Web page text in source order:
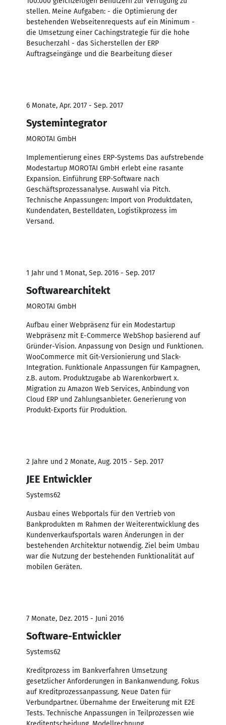
stellen. Meine Aufgaben: - die Optimierung der
bestehenden Webseitenrequests auf ein Minimum -
die Umsetzung einer Cachingstrategie für die hohe
Besucherzahl - das Sicherstellen der ERP
Auftragseingänge und die Bearbeitung dieser
6 Monate, Apr. 2017 - Sep. 2017
Systemintegrator
MOROTAI GmbH
Implementierung eines ERP-Systems Das aufstrebende
Modestartup MOROTAI GmbH erlebt eine rasante
Expansion. Einführung ERP-Software nach
Geschäftsprozessanalyse. Auswahl via Pitch.
Technische Anpassungen: Import von Produktdaten,
Kundendaten, Bestelldaten, Logistikprozess im
Versand.
1 Jahr und 1 Monat, Sep. 2016 - Sep. 2017
Softwarearchitekt
MOROTAI GmbH
Aufbau einer Webpräsenz für ein Modestartup
Webpräsenz mit E-Commerce WebShop basierend auf
Gründer-Vision. Anpassung von Design und Funktionen.
WooCommerce mit Git-Versionierung und Slack-
Integration. Funktionale Anpassungen für Kampagnen,
z.B. autom. Produktzugabe ab Warenkorbwert x.
Migration zu Amazon Web Services, Anbindung von
Cloud ERP und Zahlungsanbieter. Generierung von
Produkt-Exports für Produktion.
2 Jahre und 2 Monate, Aug. 2015 - Sep. 2017
JEE Entwickler
Systems62
Ausbau eines Webportals für den Vertrieb von
Bankprodukten m Rahmen der Weiterentwicklung des
Kundenverkaufsportals waren Änderungen in der
bestehenden Architektur notwendig. Ziel beim Umbau
war die Nutzung der bestehenden Funktionalität auf
mobilen Geräten.
7 Monate, Dez. 2015 - Juni 2016
Software-Entwickler
Systems62
Kreditprozess im Bankverfahren Umsetzung
gesetzlicher Anforderungen in Bankanwendung. Fokus
auf Kreditprozessanpassung. Neue Daten für
Verbundpartner. Übernahme der Erweiterung mit E2E
Tests. Technische Anpassungen in Teilprozessen wie